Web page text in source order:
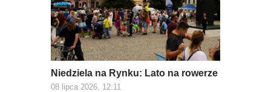
Niedziela na Rynku: Lato na rowerze
08 lipca 2026, 12:11